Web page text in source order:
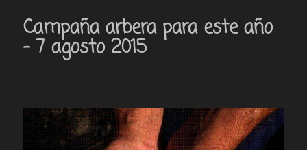
Campaña arbera para este año
– 7 agosto 2015